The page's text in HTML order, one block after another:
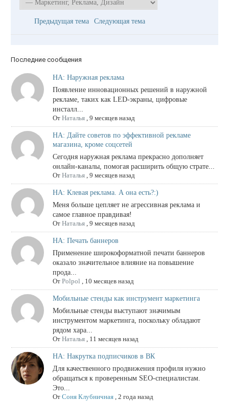
Предыдущая тема Следующая тема
Последние сообщения
НА: Наружная реклама
Появление инновационных решений в наружной
рекламе, таких как LED-экраны, цифровые
инсталл...
От Наталья, 9 месяцев назад
НА: Дайте советов по эффективной рекламе
магазина, кроме соцсетей
Сегодня наружная реклама прекрасно дополняет
онлайн-каналы, помогая расширить общую страте...
От Наталья, 9 месяцев назад
НА: Клевая реклама. А она есть?:)
Меня больше цепляет не агрессивная реклама и
самое главное правдивая!
От Наталья, 9 месяцев назад
НА: Печать баннеров
Применение широкоформатной печати баннеров
оказало значительное влияние на повышение
прода...
От Polpol , 10 месяцев назад
Мобильные стенды как инструмент маркетинга
Мобильные стенды выступают значимым
инструментом маркетинга, поскольку обладают
рядом хара...
От Наталья, 11 месяцев назад
НА: Накрутка подписчиков в ВК
Для качественного продвижения профиля нужно
обращаться к проверенным SEO-специалистам.
Это...
От Соня Клубничная, 2 года назад